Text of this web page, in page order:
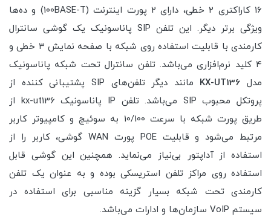
16 کاراکتری 2 خطی، دارای 2 پورت اینترنت (100BASE-T) و ده‌ها
ویژگی برتر دیگر. این تلفن SIP پاناسونیک یک گوشی سانترال
کارمندی با قابلیت استفاده روی شبکه با صفحه نمایش ۳ خطی و
۴ کلید نرم‌افزاری می‌باشد. تلفن سانترال تحت شبکه پاناسونیک
مدل KX-UT136
مانند دیگر تلفن‌های SIP پشتیبانی کننده از
پروتکل محبوب SIP می‌باشد. تلفن IP پاناسونیک kx-ut136 از
طریق پورت شبکه با سرعت 10/100 به سوئیچ و کامپیوتر کاربر
مرتبط می‌شود و قابلیت POE پورت WAN گوشی، کاربر را از
استفاده از آداپتور بی‌نیاز می‌نماید. همچنین این گوشی قابل
استفاده روی مراکز تلفن استریسکی بوده و به عنوان یک تلفن
کارمندی تحت شبکه بسیار گزینه مناسبی برای استفاده در
سیستم VoIP سازمان‌ها و ادارات می‌باشد.